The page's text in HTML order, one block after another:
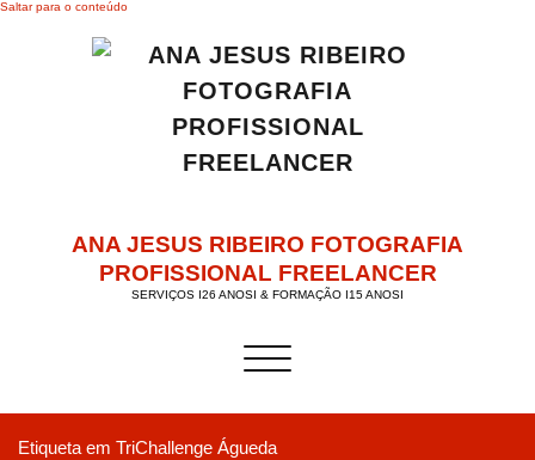
Saltar para o conteúdo
ANA JESUS RIBEIRO FOTOGRAFIA
PROFISSIONAL FREELANCER
SERVIÇOS I26 ANOSI & FORMAÇÃO I15 ANOSI
Alternar a navegação
Etiqueta em TriChallenge Águeda